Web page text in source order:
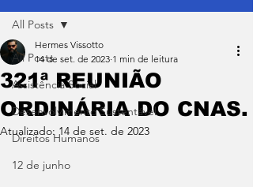
All Posts
Assistência Social
Desenvolvimento Sustentável
Direitos Humanos
12 de junho
All Posts
321ª REUNIÃO
ORDINÁRIA DO CNAS.
Hermes Vissotto
14 de set. de 2023 1 min de leitura
Atualizado: 14 de set. de 2023